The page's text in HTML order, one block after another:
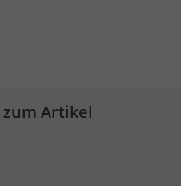
Artikel